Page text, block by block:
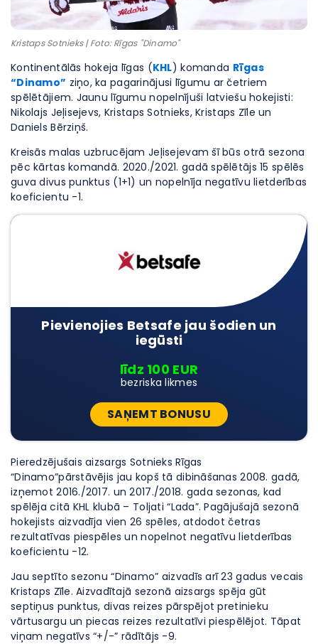
Kristaps Sotnieks | Foto: Rīgas "Dinamo"
Kontinentālās hokeja līgas (KHL) komanda Rīgas
“Dinamo” ziņo, ka pagarinājusi līgumu ar četriem
spēlētājiem. Jaunu līgumu nopelnījuši latviešu hokejisti:
Nikolajs Jeļisejevs, Kristaps Sotnieks, Kristaps Zīle un
Daniels Bērziņš.
Kreisās malas uzbrucējam Jeļisejevam šī būs otrā sezona
pēc kārtas komandā. 2020./2021. gadā spēlētājs 15 spēlēs
guva divus punktus (1+1) un nopelnīja negatīvu lietderības
koeficientu -1.
Pievienojies Betsafe jau šodien un
iegūsti
līdz 100 EUR
bezriska likmes
SAŅEMT BONUSU
Pieredzējušais aizsargs Sotnieks Rīgas
“Dinamo”pārstāvējis jau kopš tā dibināšanas 2008. gadā,
izņemot 2016./2017. un 2017./2018. gada sezonas, kad
spēlēja citā KHL klubā – Toljati “Lada”. Pagājušajā sezonā
hokejists aizvadīja vien 26 spēles, atdodot četras
rezultatīvas piespēles un nopelnot negatīvu lietderības
koeficientu -12.
Jau septīto sezonu “Dinamo” aizvadīs arī 23 gadus vecais
Kristaps Zīle. Aizvadītajā sezonā aizsargs spēja gūt
septiņus punktus, divas reizes pārspējot pretinieku
vārtusargu un piecas reizes rezultatīvi piespēlējot. Tāpat
viņam negatīvs “+/-” rādītājs -9.